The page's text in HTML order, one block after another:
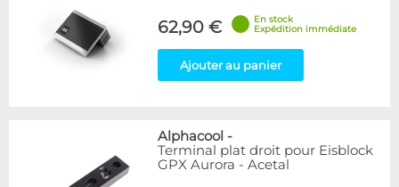
62,90 €
En stock
Expédition immédiate
Ajouter au panier
Alphacool -
Terminal plat droit pour Eisblock
GPX Aurora - Acetal